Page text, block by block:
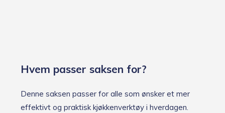
Hvem passer saksen for?
Denne saksen passer for alle som ønsker et mer
effektivt og praktisk kjøkkenverktøy i hverdagen.